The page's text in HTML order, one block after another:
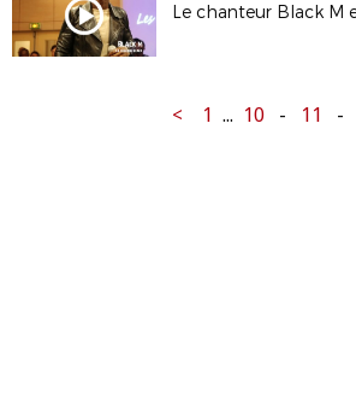
< 1 ... 10 - 11 -